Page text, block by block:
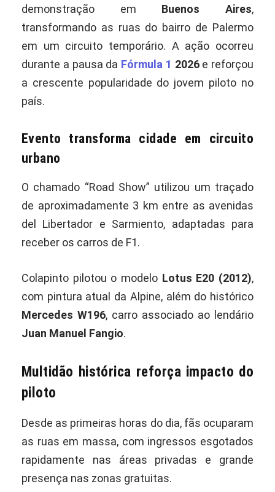
demonstração em Buenos Aires,
transformando as ruas do bairro de Palermo
em um circuito temporário. A ação ocorreu
durante a pausa da Fórmula 1 2026e reforçou
a crescente popularidade do jovem piloto no
país.
Evento transforma cidade em circuito
urbano
O chamado “Road Show” utilizou um traçado
de aproximadamente 3 km entre as avenidas
del Libertador e Sarmiento, adaptadas para
receber os carros de F1.
Colapinto pilotou o modelo Lotus E20 (2012),
com pintura atual da Alpine, além do histórico
Mercedes W196, carro associado ao lendário
Juan Manuel Fangio.
Multidão histórica reforça impacto do
piloto
Desde as primeiras horas do dia, fãs ocuparam
as ruas em massa, com ingressos esgotados
rapidamente nas áreas privadas e grande
presença nas zonas gratuitas.